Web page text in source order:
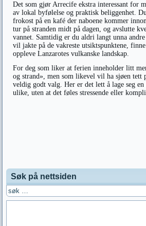
Det som gjør Arrecife ekstra interessant for
av lokal byfølelse og praktisk beliggenhet.
frokost på en kafé der naboene kommer
tur på stranden midt på dagen, og avslutte
vannet. Samtidig er du aldri langt unna
vil jakte på de vakreste utsiktspunktene,
oppleve Lanzarotes vulkanske landskap.
For deg som liker at ferien inneholder litt
og strand», men som likevel vil ha sjøen tett
veldig godt valg. Her er det lett å lage seg
ulike, uten at det føles stressende eller
Søk på nettsiden